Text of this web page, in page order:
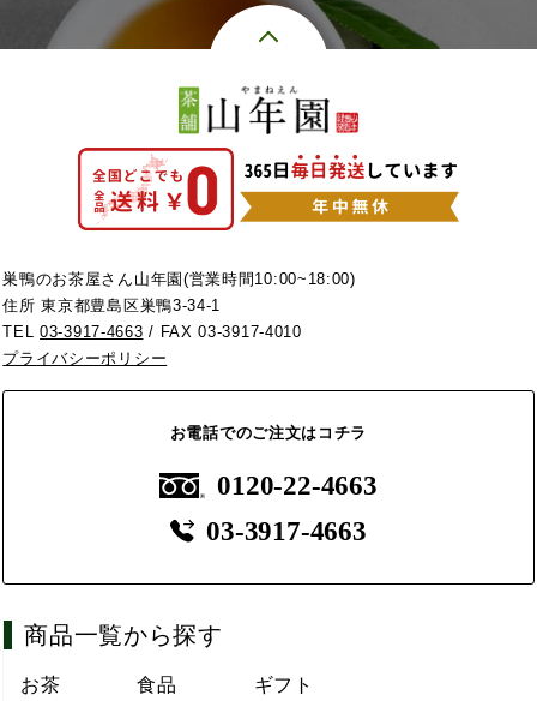
巣鴨のお茶屋さん山年園(営業時間10:00~18:00)
住所 東京都豊島区巣鴨3-34-1
TEL03-3917-4663 / FAX 03-3917-4010
プライバシーポリシー
お電話でのご注文はコチラ
0120-22-4663
03-3917-4663
商品一覧から探す
お茶 食品 ギフト